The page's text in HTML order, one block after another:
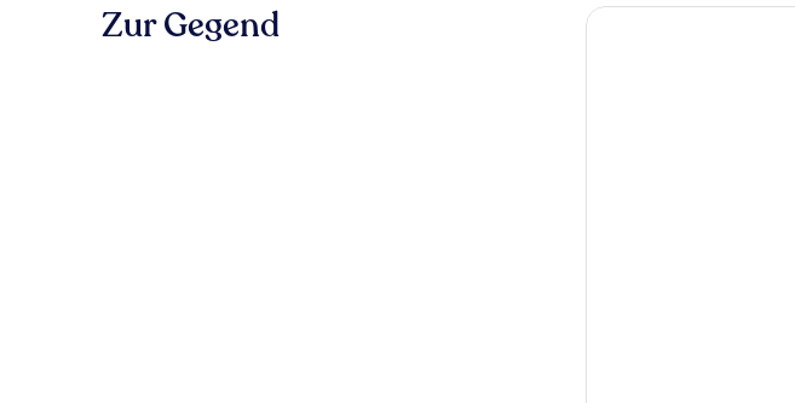
Zur Gegend